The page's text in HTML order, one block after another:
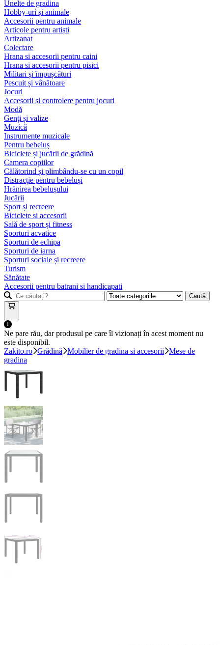
Unelte de gradina
Hobby-uri și animale
Accesorii pentru animale
Articole pentru artiști
Artizanat
Colectare
Hrana si accesorii pentru caini
Hrana si accesorii pentru pisici
Militari și împușcături
Pescuit și vânătoare
Jocuri
Accesorii și controlere pentru jocuri
Modă
Genți și valize
Muzică
Instrumente muzicale
Pentru bebeluș
Biciclete și jucării de grădină
Camera copiilor
Călătorind și plimbându-se cu un copil
Distracție pentru bebeluși
Hrănirea bebelușului
Jucării
Sport și recreere
Biciclete si accesorii
Sală de sport și fitness
Sporturi acvatice
Sporturi de echipa
Sporturi de iarna
Sporturi sociale și recreere
Turism
Sănătate
Accesorii pentru batrani si handicapati
Caută
Ne pare rău, dar produsul pe care îl vizionați în acest moment nu
este disponibil.
Zakito.ro Grădină Mobilier de gradina si accesorii
Mese de
gradina